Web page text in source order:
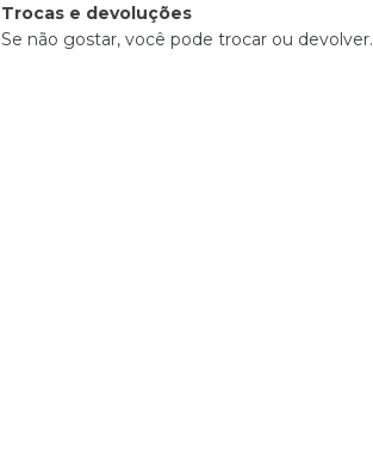
Trocas e devoluções
Se não gostar, você pode trocar ou devolver.